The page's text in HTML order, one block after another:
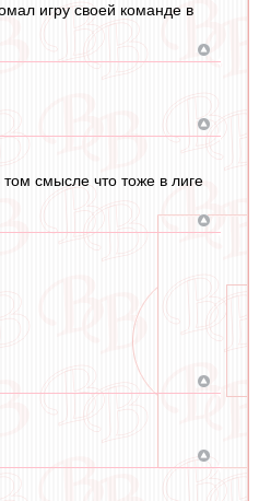
игру своей команде в
смысле что тоже в лиге